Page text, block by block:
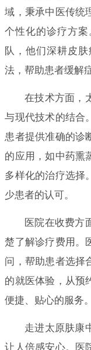
域，秉承中医传统
个性化的诊疗方
队，他们深耕皮
法，帮助患者缓解
在技术方面，
与现代技术的结合
患者提供准确的诊
的应用，如中药熏
多样化的治疗选择
少患者的认可。
医院在收费方
楚了解诊疗费用。
问，帮助患者选择
的就医体验，从预
便捷、贴心的服务。
走进太原肤康
让人倍感安心。医